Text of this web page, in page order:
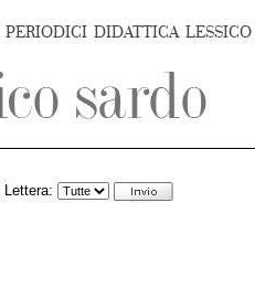
PERIODICI DIDATTICA LESSICO
Lettera: